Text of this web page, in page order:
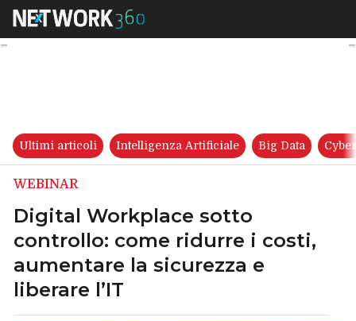
Digital Workplace sotto
Ultimi articoli Intelligenza Artificiale Big Data
WEBINAR
Digital Workplace sotto
controllo: come ridurre i costi,
aumentare la sicurezza e
liberare l’IT